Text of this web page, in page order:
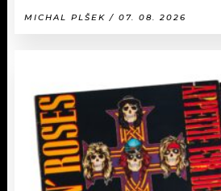
MICHAL PLŠEK / 07. 08. 2026